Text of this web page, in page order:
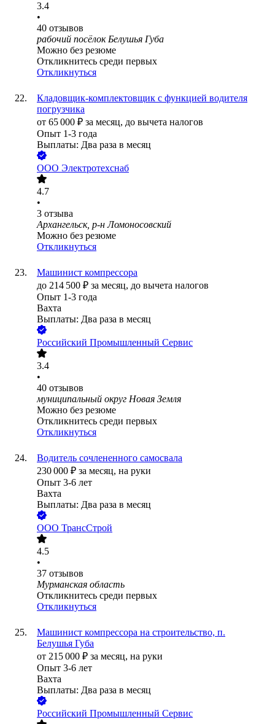
3.4
•
40 отзывов
рабочий посёлок Белушья Губа
Можно без резюме
Откликнитесь среди первых
Откликнуться
Кладовщик-комплектовщик с функцией водителя
погрузчика
от 65 000 ₽ за месяц, до вычета налогов
Опыт 1-3 года
Выплаты: Два раза в месяц
ООО Электротехснаб
4.7
•
3 отзыва
Архангельск, р-н Ломоносовский
Можно без резюме
Откликнуться
Машинист компрессора
до 214 500 ₽ за месяц, до вычета налогов
Опыт 1-3 года
Вахта
Выплаты: Два раза в месяц
Российский Промышленный Сервис
3.4
•
40 отзывов
муниципальный округ Новая Земля
Можно без резюме
Откликнитесь среди первых
Откликнуться
Водитель сочлененного самосвала
230 000 ₽ за месяц, на руки
Опыт 3-6 лет
Вахта
Выплаты: Два раза в месяц
ООО ТрансСтрой
4.5
•
37 отзывов
Мурманская область
Откликнитесь среди первых
Откликнуться
Машинист компрессора на строительство, п.
Белушья Губа
от 215 000 ₽ за месяц, на руки
Опыт 3-6 лет
Вахта
Выплаты: Два раза в месяц
Российский Промышленный Сервис